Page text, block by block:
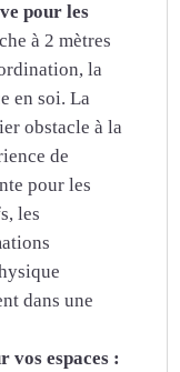
pour les
à 2 mètres
la
en soi. La
obstacle à la
de
pour les
les
dans une
vos espaces :